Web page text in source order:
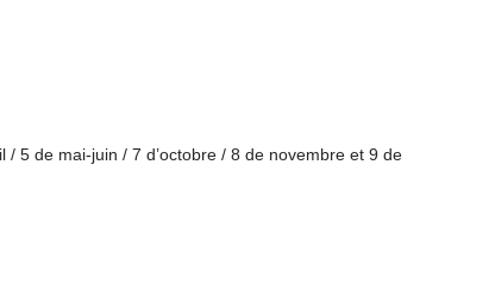
/ 5 de mai-juin / 7 d’octobre / 8 de novembre et 9 de